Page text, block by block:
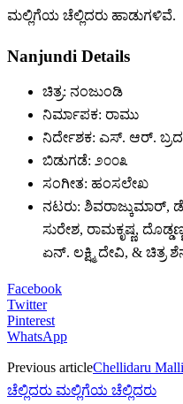
ಮಲ್ಲಿಗೆಯ ಚೆಲ್ಲಿದರು ಹಾಡುಗಳಿವೆ.
Nanjundi Details
ಚಿತ್ರ: ನಂಜುಂಡಿ
ನಿರ್ಮಾಪಕ: ರಾಮು
ನಿರ್ದೇಶಕ: ಎಸ್. ಆರ್.
ಬಿಡುಗಡೆ: ೨೦೦೩
ಸಂಗೀತ: ಹಂಸಲೇಖ
ನಟರು: ಶಿವರಾಜ್ಕುಮಾರ್,
ಸುರೇಶ, ರಾಮಕೃಷ್ಣ,
ಏನ್. ಲಕ್ಷ್ಮಿ ದೇವಿ, &
Facebook
Twitter
Pinterest
WhatsApp
Previous articleChellidaru
ಚೆಲ್ಲಿದರು ಮಲ್ಲಿಗೆಯ ಚೆಲ್ಲಿದರು